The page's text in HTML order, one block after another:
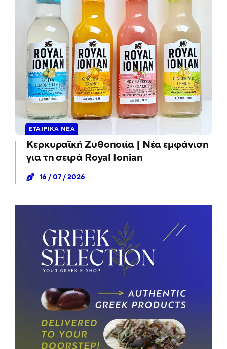
ΕΤΑΙΡΙΚΆ ΝΈΑ
Κερκυραϊκή Ζυθοποιία | Νέα εμφάνιση
για τη σειρά Royal Ionian
16 / 07 / 2026